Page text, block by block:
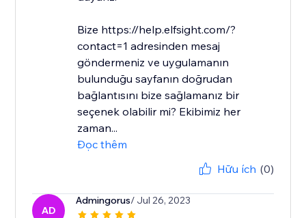
Bize https://help.elfsight.com/?
contact=1 adresinden mesaj
göndermeniz ve uygulamanın
bulunduğu sayfanın doğrudan
bağlantısını bize sağlamanız bir
seçenek olabilir mi? Ekibimiz her
zaman...
Đọc thêm
Hữu ích (0)
AD
Admingorus/ Jul 26, 2023